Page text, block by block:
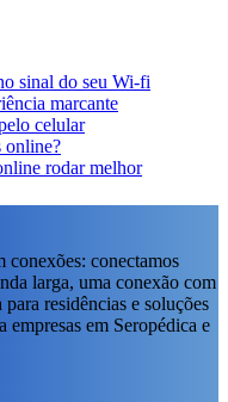
sinal do seu Wi-fi
marcante
celular
online?
rodar melhor
conexões: conectamos
larga, uma conexão com
residências e soluções
empresas em Seropédica e